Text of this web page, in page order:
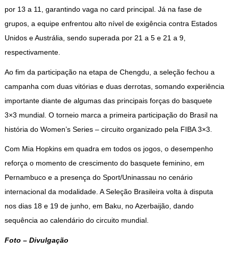
por 13 a 11, garantindo vaga no card principal. Já na fase de
grupos, a equipe enfrentou alto nível de exigência contra Estados
Unidos e Austrália, sendo superada por 21 a 5 e 21 a 9,
respectivamente.
Ao fim da participação na etapa de Chengdu, a seleção fechou a
campanha com duas vitórias e duas derrotas, somando experiência
importante diante de algumas das principais forças do basquete
3×3 mundial. O torneio marca a primeira participação do Brasil na
história do Women’s Series – circuito organizado pela FIBA 3×3.
Com Mia Hopkins em quadra em todos os jogos, o desempenho
reforça o momento de crescimento do basquete feminino, em
Pernambuco e a presença do Sport/Uninassau no cenário
internacional da modalidade. A Seleção Brasileira volta à disputa
nos dias 18 e 19 de junho, em Baku, no Azerbaijão, dando
sequência ao calendário do circuito mundial.
Foto – Divulgação